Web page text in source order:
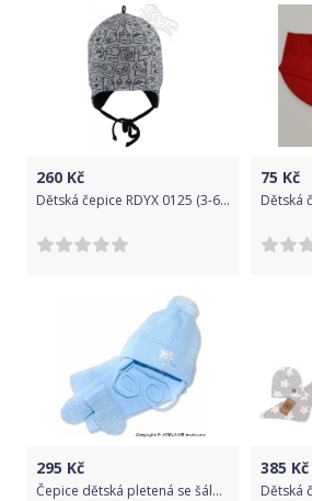
260 Kč
Dětská čepice RDYX 0125 (3-6 měsíců) - RDX
75 Kč
295 Kč
Čepice dětská pletená se šálou - SNOW modrá - vel.9-18měs.
385 Kč